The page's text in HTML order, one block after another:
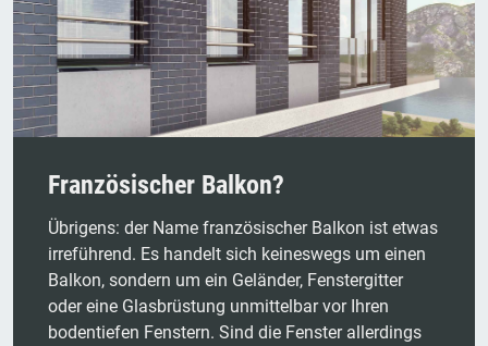
Französischer Balkon?
Übrigens: der Name französischer Balkon ist etwas
irreführend. Es handelt sich keineswegs um einen
Balkon, sondern um ein Geländer, Fenstergitter
oder eine Glasbrüstung unmittelbar vor Ihren
bodentiefen Fenstern. Sind die Fenster allerdings